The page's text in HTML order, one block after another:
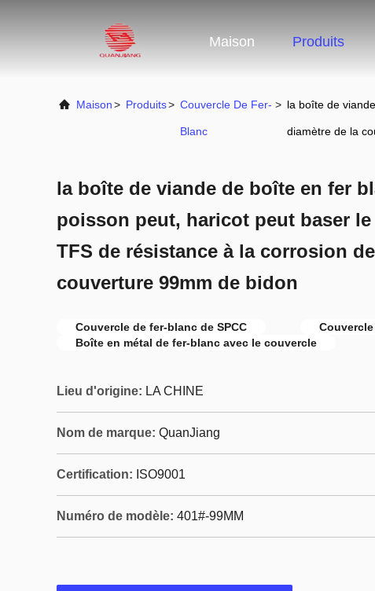
Maison Produits
Maison> Produits> Couvercle De Fer-
Blanc
> la boîte de
diamètre de la
la boîte de viande de boîte en fer
poisson peut, haricot peut baser le
TFS de résistance à la corrosion
couverture 99mm de bidon
Couvercle de fer-blanc de SPCC
Boîte en métal de fer-blanc avec le couvercle
Lieu d'origine: LA CHINE
Nom de marque: QuanJiang
Certification: ISO9001
Numéro de modèle: 401#-99MM